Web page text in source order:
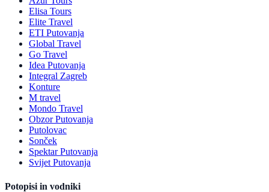
Elisa Tours
Elite Travel
ETI Putovanja
Global Travel
Go Travel
Idea Putovanja
Integral Zagreb
Konture
M travel
Mondo Travel
Obzor Putovanja
Putolovac
Sonček
Spektar Putovanja
Svijet Putovanja
Potopisi in vodniki